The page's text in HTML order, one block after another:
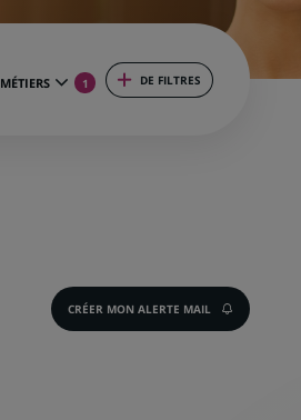
MÉTIERS 1 DE FILTRES
CRÉER MON ALERTE MAIL